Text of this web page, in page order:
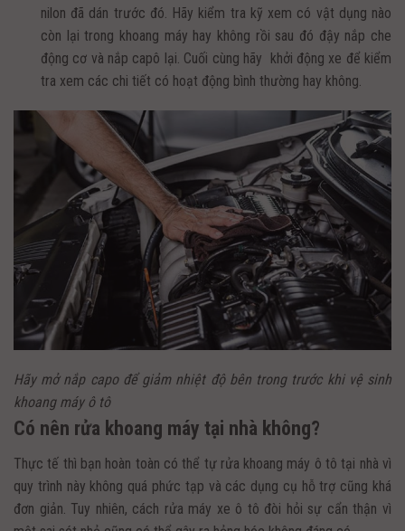
nilon đã dán trước đó. Hãy kiểm tra kỹ xem có vật dụng nào
còn lại trong khoang máy hay không rồi sau đó đậy nắp che
động cơ và nắp capô lại. Cuối cùng hãy khởi động xe để kiểm
tra xem các chi tiết có hoạt động bình thường hay không.
Hãy mở nắp capo để giảm nhiệt độ bên trong trước khi vệ sinh
khoang máy ô tô
Có nên rửa khoang máy tại nhà không?
Thực tế thì bạn hoàn toàn có thể tự rửa khoang máy ô tô tại nhà vì
quy trình này không quá phức tạp và các dụng cụ hỗ trợ cũng khá
đơn giản. Tuy nhiên, cách rửa máy xe ô tô đòi hỏi sự cẩn thận vì